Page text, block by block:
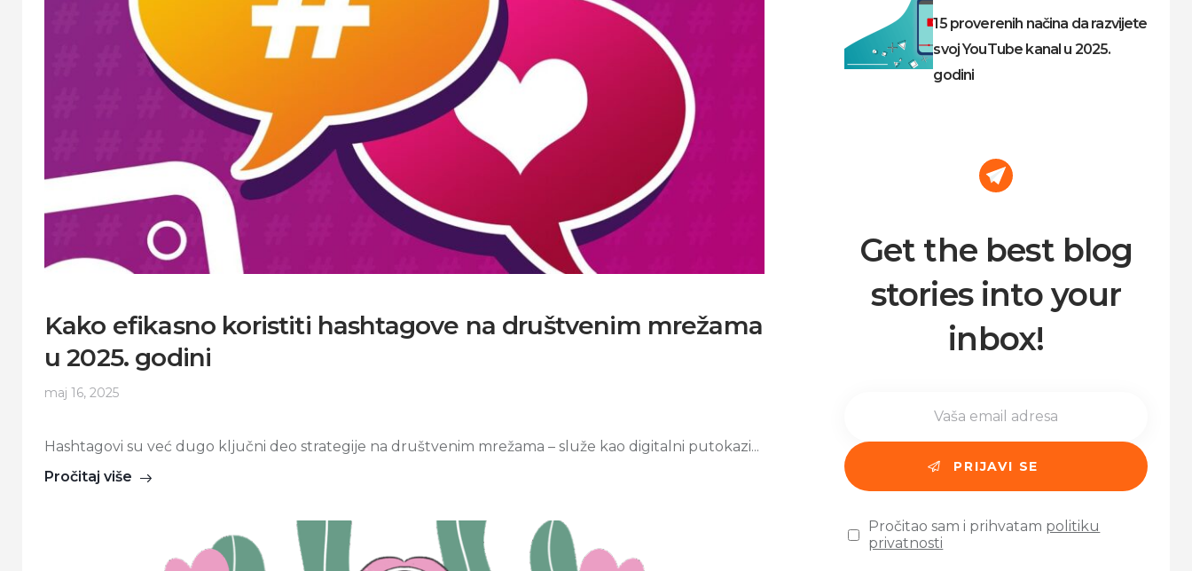
Kako efikasno koristiti hashtagove na društvenim mrežama
u 2025. godini
maj 16, 2025
Hashtagovi su već dugo ključni deo strategije na društvenim mrežama – služe kao digitalni putokazi...
Pročitaj više
15 proverenih načina da razvijete
svoj YouTube kanal u 2025.
godini
Get the best blog
stories into your
inbox!
Pročitao sam i prihvatam politiku
privatnosti